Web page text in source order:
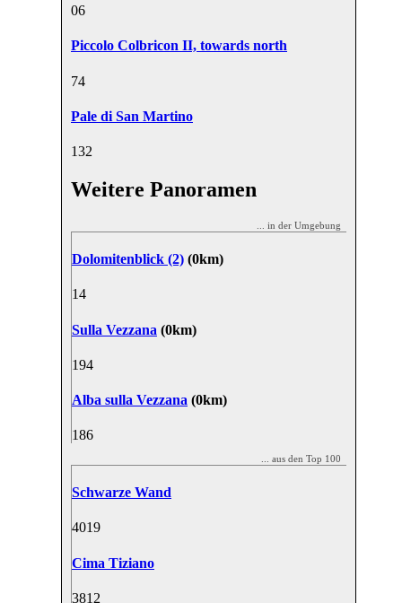
06
Piccolo Colbricon II, towards north
74
Pale di San Martino
132
Weitere Panoramen
... in der Umgebung
Dolomitenblick (2) (0km)
14
Sulla Vezzana (0km)
194
Alba sulla Vezzana (0km)
186
... aus den Top 100
Schwarze Wand
4019
Cima Tiziano
3812